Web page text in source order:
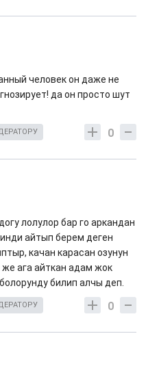
человек он даже не
да он просто шут
0
лолулор бар го аркандан
айтып берем деген
качан карасан озунун
ага айткан адам жок
билип алчы деп.
0